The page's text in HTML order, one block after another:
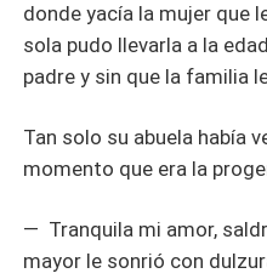
donde yacía la mujer que
sola pudo llevarla a la
padre y sin que la familia
Tan solo su abuela había
momento que era la
— Tranquila mi amor,
mayor le sonrió con